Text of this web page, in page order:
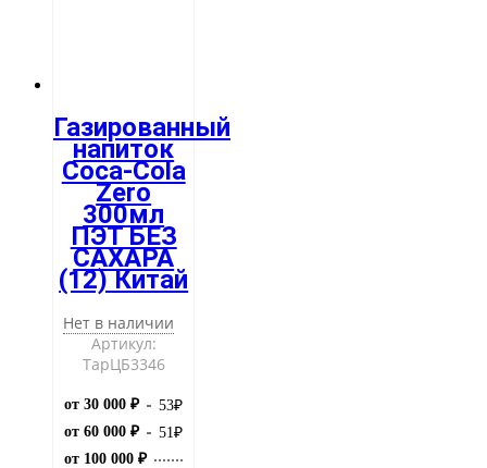
Газированный
напиток
Coca-Cola
Zero
300мл
ПЭТ БЕЗ
САХАРА
(12) Китай
Нет в наличии
Артикул:
ТарЦБ3346
от 30 000 ₽ 53₽
от 60 000 ₽
51₽
от 100 000 ₽